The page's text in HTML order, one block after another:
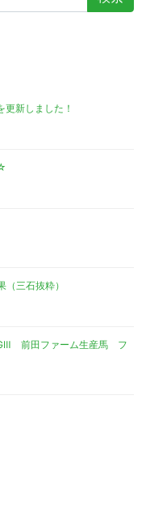
更新しました！
（三石抜粋）
GⅢ 前田ファーム生産馬 フ